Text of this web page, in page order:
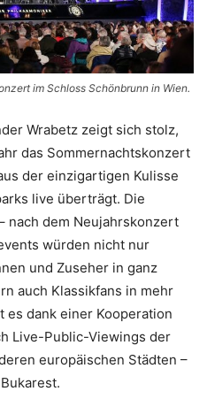
im Schloss Schönbrunn in Wien.
Wrabetz zeigt sich stolz,
das Sommernachtskonzert
der einzigartigen Kulisse
live überträgt. Die
nach dem Neujahrskonzert
würden nicht nur
und Zuseher in ganz
auch Klassikfans in mehr
es dank einer Kooperation
Live-Public-Viewings der
europäischen Städten –